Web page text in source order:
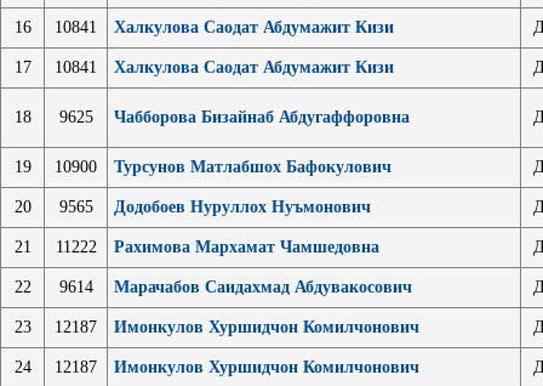
16 10841 Халкулова Саодат Абдумажит Кизи
17 10841 Халкулова Саодат Абдумажит Кизи
18 9625 Чабборова Бизайнаб Абдугаффоровна
19 10900 Турсунов Матлабшох Бафокулович
20 9565 Додобоев Нуруллох Нуъмонович
21 11222 Рахимова Мархамат Чамшедовна
22 9614 Марачабов Саидахмад Абдувакосович
23 12187 Имонкулов Хуршидчон Комилчонович
24 12187 Имонкулов Хуршидчон Комилчонович